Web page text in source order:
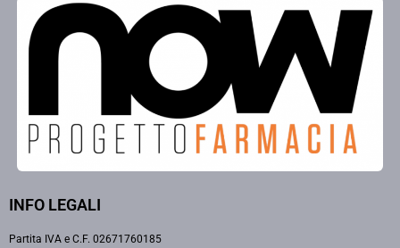
INFO LEGALI
Partita IVA e C.F. 02671760185